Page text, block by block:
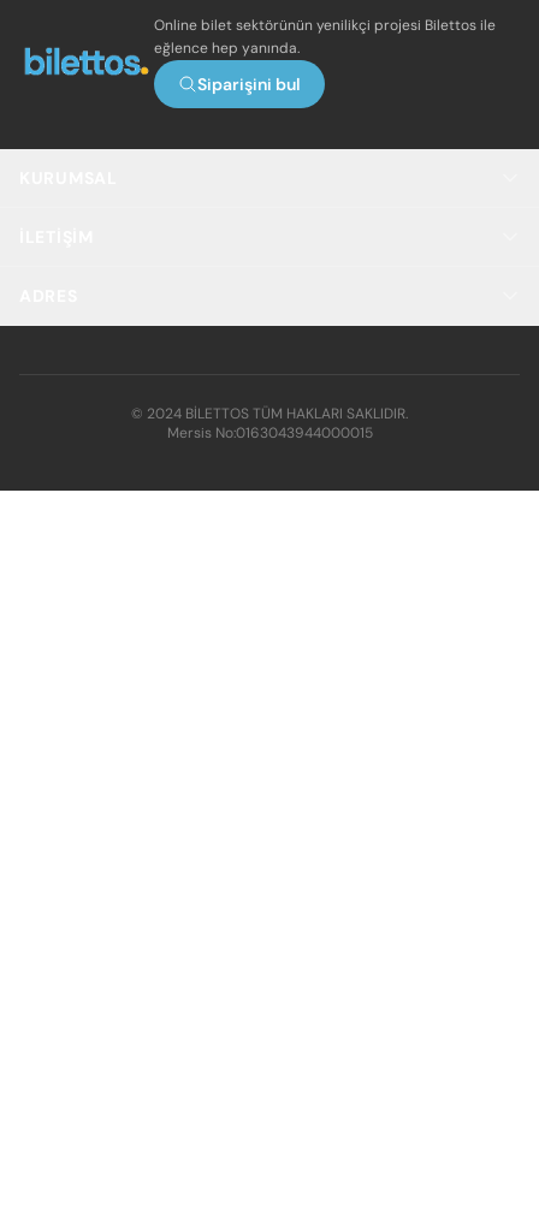
Online bilet sektörünün yenilikçi projesi Bilettos ile
eğlence hep yanında.
Siparişini bul
© 2024 BİLETTOS TÜM HAKLARI SAKLIDIR.
Mersis No:0163043944000015